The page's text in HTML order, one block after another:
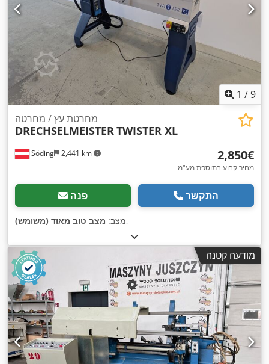
1 /9
Söding 2,441 km
מחרטת עץ / מחרטה
DRECHSELMEISTERTWISTER XL
‏2,850 ‏€
מחיר קבוע בתוספת מע"מ
פנה התקשר
מצב: מצב טוב מאוד (משומש) ,
מודעה קטנה